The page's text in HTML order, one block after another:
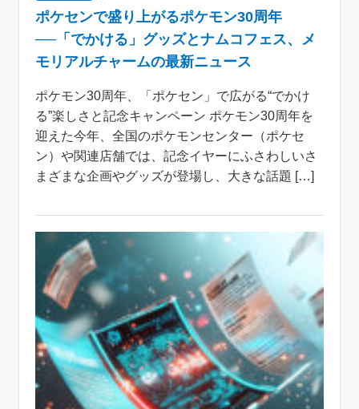
ポケセンで盛り上がるポケモン30周年
──「でかける」グッズとナムコフェス、メ
モリアルチャームの最新ニュース
ポケモン30周年、「ポケセン」で広がる“でかけ
る”楽しさと記念キャンペーン ポケモン30周年を
迎えた今年、全国のポケモンセンター（ポケセ
ン）や関連店舗では、記念イヤーにふさわしいさ
まざまな企画やグッズが登場し、大きな話題 […]